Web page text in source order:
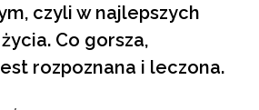
czyli w najlepszych
Co gorsza,
rozpoznana i leczona.